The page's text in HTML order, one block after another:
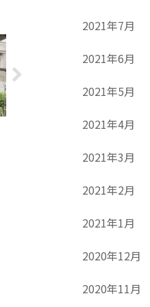
2021年7月
2021年6月
2021年5月
2021年4月
2021年3月
2021年2月
2021年1月
2020年12月
2020年11月